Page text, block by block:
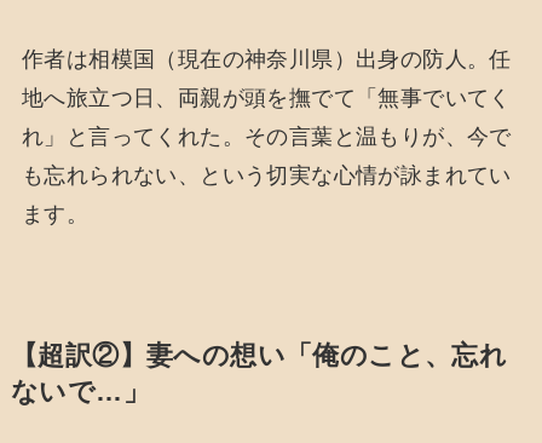
作者は相模国（現在の神奈川県）出身の防人。任
地へ旅立つ日、両親が頭を撫でて「無事でいてく
れ」と言ってくれた。その言葉と温もりが、今で
も忘れられない、という切実な心情が詠まれてい
ます。
【超訳②】妻への想い「俺のこと、忘れ
ないで…」